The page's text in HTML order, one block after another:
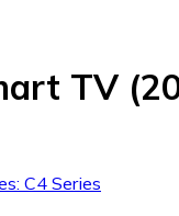
TV
C4 Series